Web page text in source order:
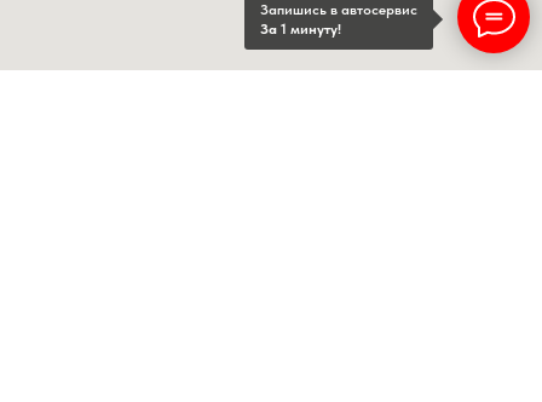
Запишись в автосервис
За 1 минуту!